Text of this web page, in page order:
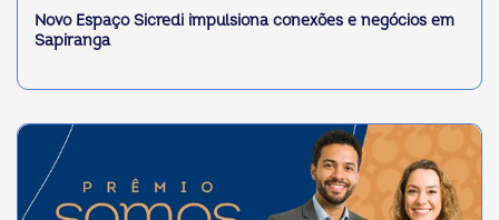
Novo Espaço Sicredi impulsiona conexões e negócios em
Sapiranga